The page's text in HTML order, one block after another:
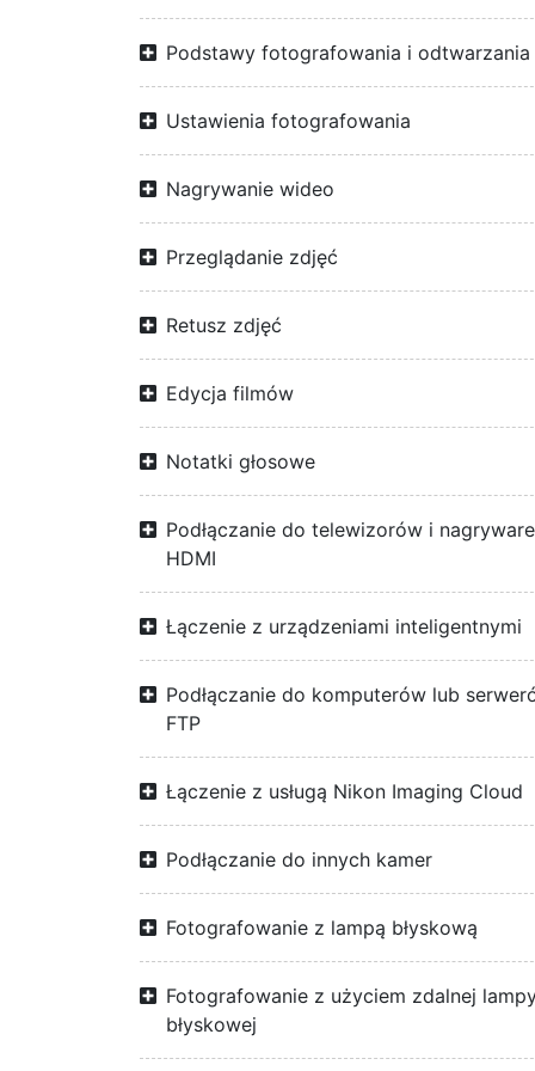
Podstawy fotografowania i odtwarzania
Ustawienia fotografowania
Nagrywanie wideo
Przeglądanie zdjęć
Retusz zdjęć
Edycja filmów
Notatki głosowe
Podłączanie do telewizorów i
HDMI
Łączenie z urządzeniami inteligentnymi
Podłączanie do komputerów lub
FTP
Łączenie z usługą Nikon Imaging Cloud
Podłączanie do innych kamer
Fotografowanie z lampą błyskową
Fotografowanie z użyciem zdalnej
błyskowej